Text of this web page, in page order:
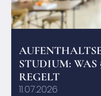
STUDIUM: WAS
REGELT
11.07.2026